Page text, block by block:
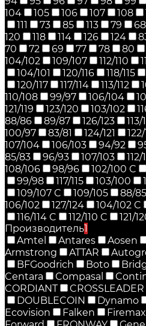
104
105 106 107 108
111
73 85 113 79 68
120
118 114 126 124
70
72 69 77 78 80
104/102
109/107 112/110
104/101
120/116 118/115
120/117
117/114 113/112
110/108
99/97 106/104
121/119
123/120 103/102
88/86
89/87 126/123 113/
100/97
83/81 124/121 122/
107/104
106/103 94/92
85/83
96/93 107/103 112/
108/106
98/96 102/100 C
99/98
117/115 103/100
109/107 C
109/105 88/85
106/102
127/124 104/102 C
116/114 C
112/110 C 121/
Производитель1
Amtel
Antares Aosen
Armstrong
ATTAR
BFGoodrich
Boto
Centara
Compasal
CORDIANT
CROSSLEADER
DOUBLECOIN
Dynamo
Ecovision
Falken Firemax